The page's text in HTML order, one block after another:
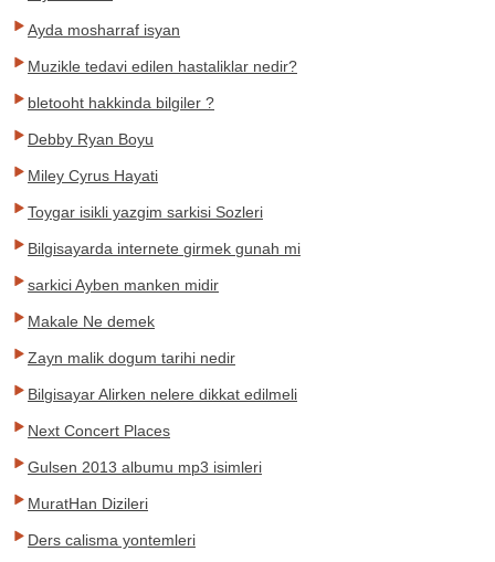
Ayda mosharraf isyan
Muzikle tedavi edilen hastaliklar nedir?
bletooht hakkinda bilgiler ?
Debby Ryan Boyu
Miley Cyrus Hayati
Toygar isikli yazgim sarkisi Sozleri
Bilgisayarda internete girmek gunah mi
sarkici Ayben manken midir
Makale Ne demek
Zayn malik dogum tarihi nedir
Bilgisayar Alirken nelere dikkat edilmeli
Next Concert Places
Gulsen 2013 albumu mp3 isimleri
MuratHan Dizileri
Ders calisma yontemleri